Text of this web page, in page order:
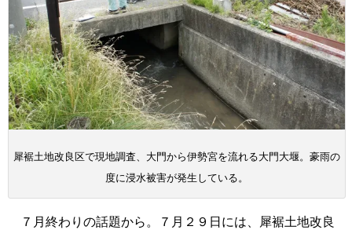
犀裾土地改良区で現地調査、大門から伊勢宮を流れる大門大堰。豪雨の
度に浸水被害が発生している。
７月終わりの話題から。７月２９日には、犀裾土地改良